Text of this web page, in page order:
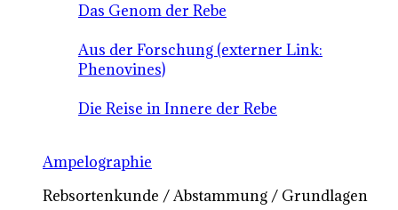
Das Genom der Rebe
Aus der Forschung (externer Link:
Phenovines)
Die Reise in Innere der Rebe
Ampelographie
Rebsortenkunde / Abstammung / Grundlagen